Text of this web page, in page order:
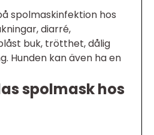
spolmaskinfektion hos
diarré,
buk, trötthet, dålig
Hunden kan även ha en
spolmask hos